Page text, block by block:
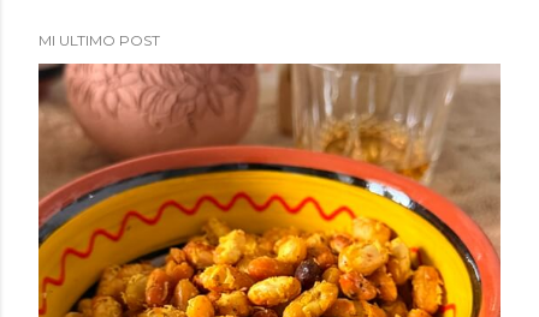
MI ULTIMO POST